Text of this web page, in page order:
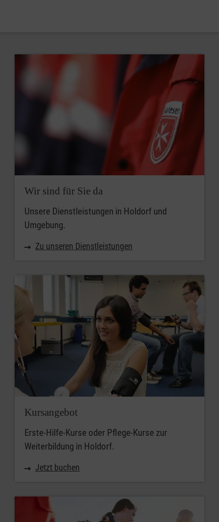
Wir sind für Sie da
Unsere Dienstleistungen in Holdorf und
Umgebung.
Zu unseren Dienstleistungen
Kursangebot
Erste-Hilfe-Kurse oder Pflege-Kurse zur
Weiterbildung in Holdorf.
Jetzt buchen